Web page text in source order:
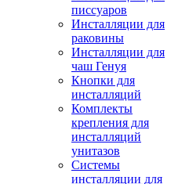
писсуаров
Инсталляции для
раковины
Инсталляции для
чаш Генуя
Кнопки для
инсталляций
Комплекты
крепления для
инсталляций
унитазов
Системы
инсталляции для